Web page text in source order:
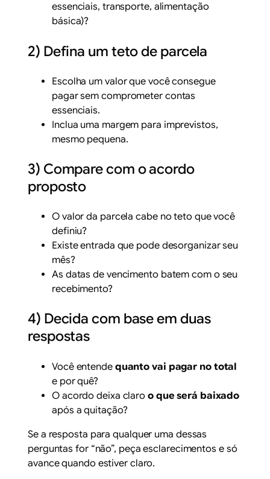
essenciais, transporte, alimentação
básica)?
2) Defina um teto de parcela
Escolha um valor que você consegue
pagar sem comprometer contas
essenciais.
Inclua uma margem para imprevistos,
mesmo pequena.
3) Compare com o acordo
proposto
O valor da parcela cabe no teto que você
definiu?
Existe entrada que pode desorganizar seu
mês?
As datas de vencimento batem com o seu
recebimento?
4) Decida com base em duas
respostas
Você entende quanto vai pagar no total
e por quê?
O acordo deixa claro o que será baixado
após a quitação?
Se a resposta para qualquer uma dessas
perguntas for “não”, peça esclarecimentos e só
avance quando estiver claro.